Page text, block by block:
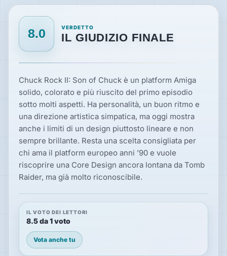
8.0 VERDETTO
IL GIUDIZIO FINALE
Chuck Rock II: Son of Chuck è un platform Amiga
solido, colorato e più riuscito del primo episodio
sotto molti aspetti. Ha personalità, un buon ritmo e
una direzione artistica simpatica, ma oggi mostra
anche i limiti di un design piuttosto lineare e non
sempre brillante. Resta una scelta consigliata per
chi ama il platform europeo anni ’90 e vuole
riscoprire una Core Design ancora lontana da Tomb
Raider, ma già molto riconoscibile.
IL VOTO DEI LETTORI
8.5 da 1 voto
Vota anche tu